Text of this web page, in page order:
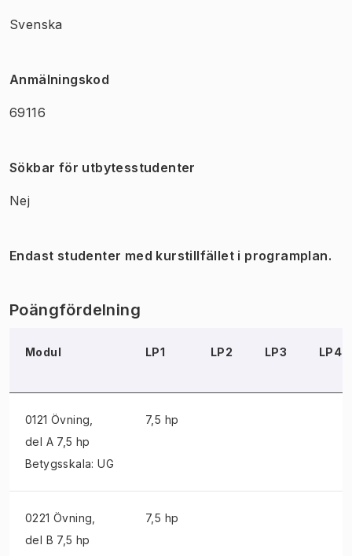
Svenska
Anmälningskod
69116
Sökbar för utbytesstudenter
Nej
Endast studenter med kurstillfället i programplan.
Poängfördelning
Modul LP1 LP2 LP3 LP4
0121 Övning
del A 7,5 hp
Betygsskala: UG
7,5 hp
0221 Övning
del B 7,5 hp
7,5 hp